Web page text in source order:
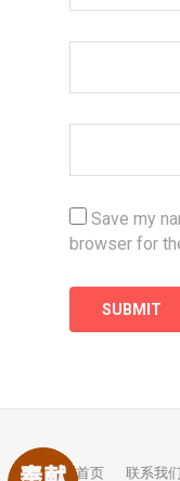
Save my
browser for
首页 联系我们